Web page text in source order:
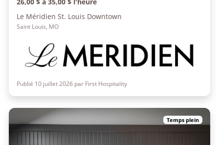
Le Méridien St. Louis Downtown
Saint Louis, MO
Publié 10 juillet 2026 par First Hospitality
Temps plein